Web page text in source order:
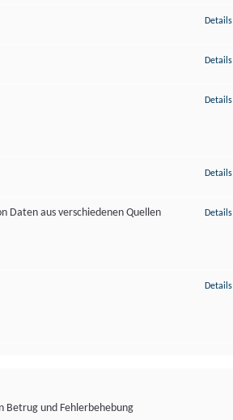
Details
Details
Details
Details
Daten aus verschiedenen Quellen
Details
Details
Betrug und Fehlerbehebung